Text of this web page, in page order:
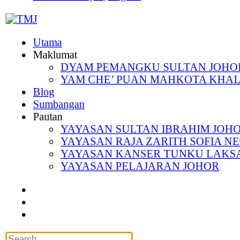
Utama
Maklumat
DYAM PEMANGKU SULTAN
YAM CHE’ PUAN MAHKOTA
Blog
Sumbangan
Pautan
YAYASAN SULTAN IBRAHIM
YAYASAN RAJA ZARITH SOFIA
YAYASAN KANSER TUNKU
YAYASAN PELAJARAN JOHOR